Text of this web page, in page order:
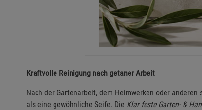
Kraftvolle Reinigung nach getaner Arbeit
Nach der Gartenarbeit, dem Heimwerken oder
als eine gewöhnliche Seife. Die Klar feste Garten- &